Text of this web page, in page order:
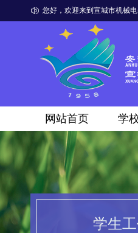
您好，欢迎来到宣城市机械电
网站首页 学
学生